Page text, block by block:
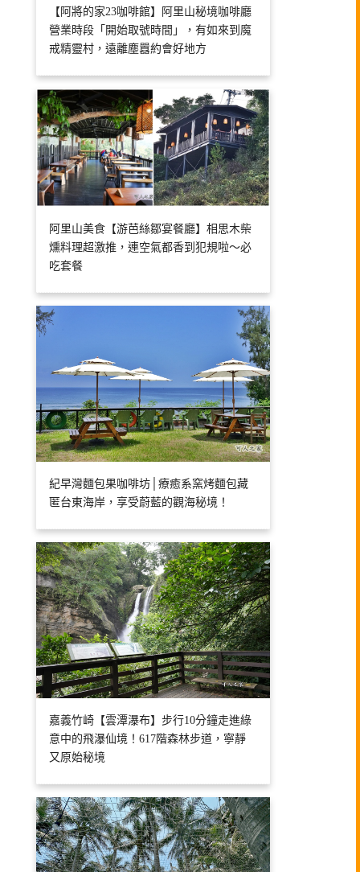
【阿將的家23咖啡館】阿里山秘境咖啡廳
營業時段「開始取號時間」，有如來到魔
戒精靈村，遠離塵囂約會好地方
阿里山美食【游芭絲鄒宴餐廳】相思木柴
燻料理超激推，連空氣都香到犯規啦～必
吃套餐
紀早灣麵包果咖啡坊│療癒系窯烤麵包藏
匿台東海岸，享受蔚藍的觀海秘境！
嘉義竹崎【雲潭瀑布】步行10分鐘走進綠
意中的飛瀑仙境！617階森林步道，寧靜
又原始秘境